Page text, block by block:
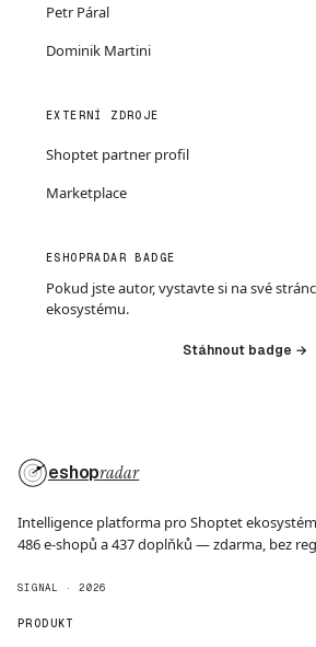
Petr Páral
Dominik Martini
EXTERNÍ ZDROJE
Shoptet partner profil
Marketplace
ESHOPRADAR BADGE
Pokud jste autor, vystavte si na své
ekosystému.
Stáhnout badge →
eshopradar
Intelligence platforma pro Shoptet
486 e-shopů a 437 doplňků — zdarma, bez
SIGNAL · 2026
PRODUKT